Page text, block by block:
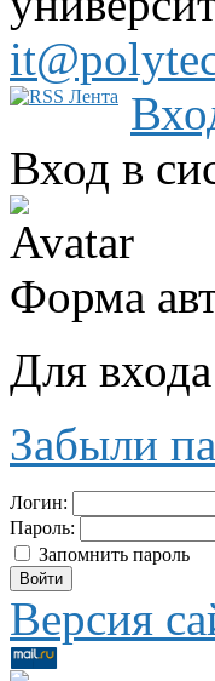
Вход в
Форма
Для
Забыли
Логин:
Пароль:
Запомнить пароль
Версия